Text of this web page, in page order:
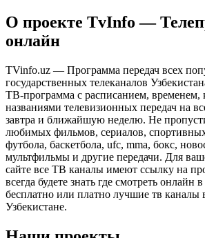
О проекте TvInfo —
онлайн
TVinfo.uz — Программа передач всех
государственных телеканалов
ТВ-программа с расписанием, временем,
названиями телевизионных передач на
завтра и ближайшую неделю. Не
любимых фильмов, сериалов,
футбола, баскетбола, ufc, mma, бокс,
мультфильмы и другие передачи. Для
сайте все ТВ каналы имеют ссылку на
всегда будете знать где смотреть онлайн
бесплатно или платно лучшие тв
Узбекистане.